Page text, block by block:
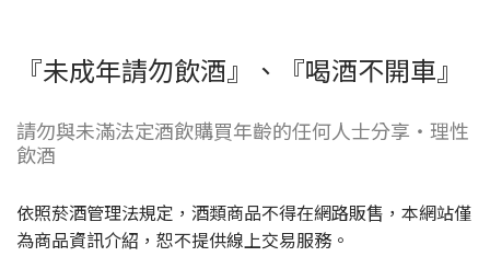
『未成年請勿飲酒』、『喝酒不開車』
請勿與未滿法定酒飲購買年齡的任何人士分享・理性
飲酒
依照菸酒管理法規定，酒類商品不得在網路販售，本網站僅
為商品資訊介紹，恕不提供線上交易服務。